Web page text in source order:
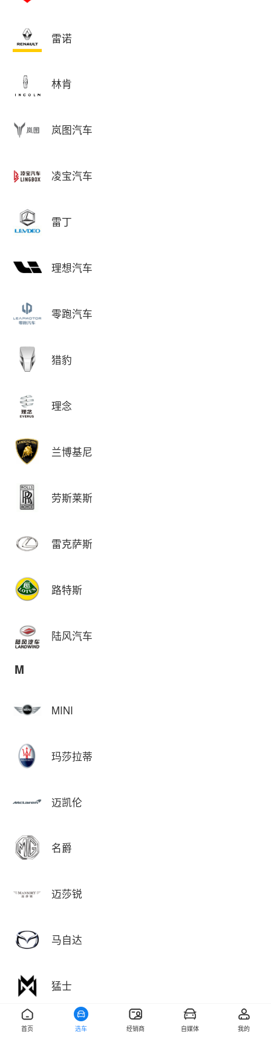
雷诺
林肯
岚图汽车
凌宝汽车
雷丁
理想汽车
零跑汽车
猎豹
理念
兰博基尼
劳斯莱斯
雷克萨斯
路特斯
陆风汽车
M
MINI
玛莎拉蒂
迈凯伦
名爵
迈莎锐
马自达
猛士
首页 选车 经销商 自媒体 我的